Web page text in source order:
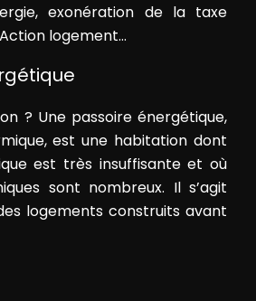
exonération de la taxe
logement…
? Une passoire énergétique,
est une habitation dont
est très insuffisante et où
sont nombreux. Il s’agit
logements construits avant